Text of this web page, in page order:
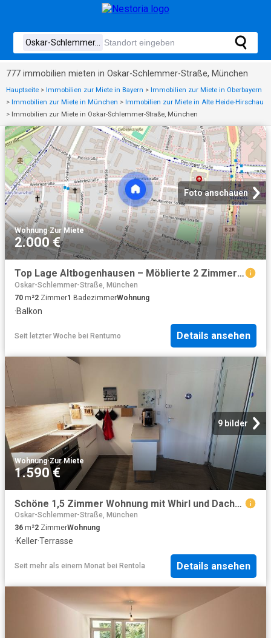
777 immobilien mieten in Oskar-Schlemmer-Straße, München
Hauptseite > Immobilien zur Miete in Bayern > Immobilien zur Miete in Oberbayern
> Immobilien zur Miete in München > Immobilien zur Miete in Alte Heide-Hirschau
> Immobilien zur Miete in Oskar-Schlemmer-Straße, München
Foto anschauen
Wohnung·Zur Miete
2.000 €
Top Lage Altbogenhausen – Möblierte 2 Zimmer Wohnung auf Zeit
Oskar-Schlemmer-Straße, München
70 m²2 Zimmer1 BadezimmerWohnung
·Balkon
Seit letzter Woche bei Rentumo Details ansehen
9 bilder
Wohnung·Zur Miete
1.590 €
Schöne 1,5 Zimmer Wohnung mit Whirl und Dachpool
Oskar-Schlemmer-Straße, München
36 m²2 ZimmerWohnung
·Keller·Terrasse
Seit mehr als einem Monat bei Rentola Details ansehen